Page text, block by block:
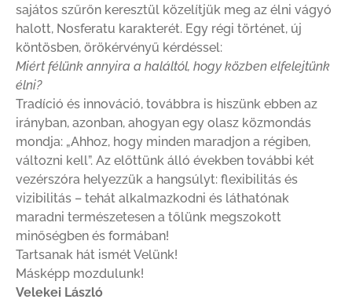
sajátos szűrőn keresztül közelítjük meg az élni vágyó
halott, Nosferatu karakterét. Egy régi történet, új
köntösben, örökérvényű kérdéssel:
Miért félünk annyira a haláltól, hogy közben elfelejtünk
élni?
Tradíció és innováció, továbbra is hiszünk ebben az
irányban, azonban, ahogyan egy olasz közmondás
mondja: „Ahhoz, hogy minden maradjon a régiben,
változni kell”. Az előttünk álló években további két
vezérszóra helyezzük a hangsúlyt: flexibilitás és
vizibilitás – tehát alkalmazkodni és láthatónak
maradni természetesen a tőlünk megszokott
minőségben és formában!
Tartsanak hát ismét Velünk!
Másképp mozdulunk!
Velekei László